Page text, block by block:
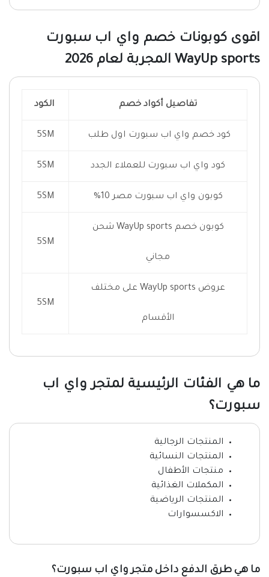
اقوى كوبونات خصم واي اب سبورت
WayUp sports المجربة لعام 2026
تفاصيل أكواد خصم الكود
كود خصم واي اب سبورت اول طلب 5SM
كود واي اب سبورت للعملاء الجدد 5SM
كوبون واي اب سبورت مصر 10% 5SM
كوبون خصم WayUp sports شحن
مجاني
5SM
عروض WayUp sports على مختلف
الأقسام
5SM
ما هي الفئات الرئيسية لمتجر واي اب
سبورت؟
المنتجات الرجالية
المنتجات النسائية
منتجات الأطفال
المكملات الغذائية
المنتجات الرياضية
الاكسسوارات
ما هي طرق الدفع داخل متجر واي اب سبورت؟